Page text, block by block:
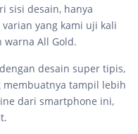
sisi desain, hanya
yang kami uji kali
warna All Gold.
desain super tipis,
membuatnya tampil lebih
dari smartphone ini,